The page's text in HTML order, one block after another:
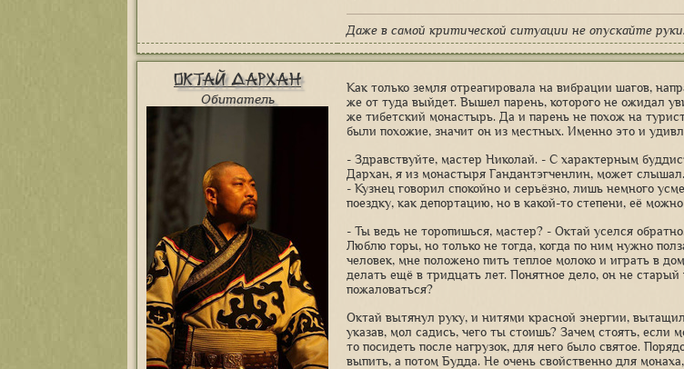
Даже в самой критической ситуации не опускайте
Октай Дархан
Обитатель
Как только земля отреагировала на вибрации шагов,
же от туда выйдет. Вышел парень, которого не ожидал
же тибетский монастырь. Да и парень не похож на
были похожие, значит он из местных. Именно это и
- Здравствуйте, мастер Николай. - С характерным
Дархан, я из монастыря Гандантэгченлин, может
- Кузнец говорил спокойно и серьёзно, лишь немного
поездку, как депортацию, но в какой-то степени, её
- Ты ведь не торопишься, мастер? - Октай уселся
Люблю горы, но только не тогда, когда по ним нужно
человек, мне положено пить теплое молоко и играть в
делать ещё в тридцать лет. Понятное дело, он не
пожаловаться?
Октай вытянул руку, и нитями красной энергии,
указав, мол садись, чего ты стоишь? Зачем стоять, если
то посидеть после нагрузок, для него было святое.
выпить, а потом Будда. Не очень свойственно для